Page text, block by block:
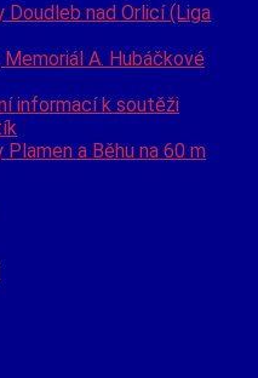
nad Orlicí (Liga
A. Hubáčkové
informací k soutěži
a Běhu na 60 m